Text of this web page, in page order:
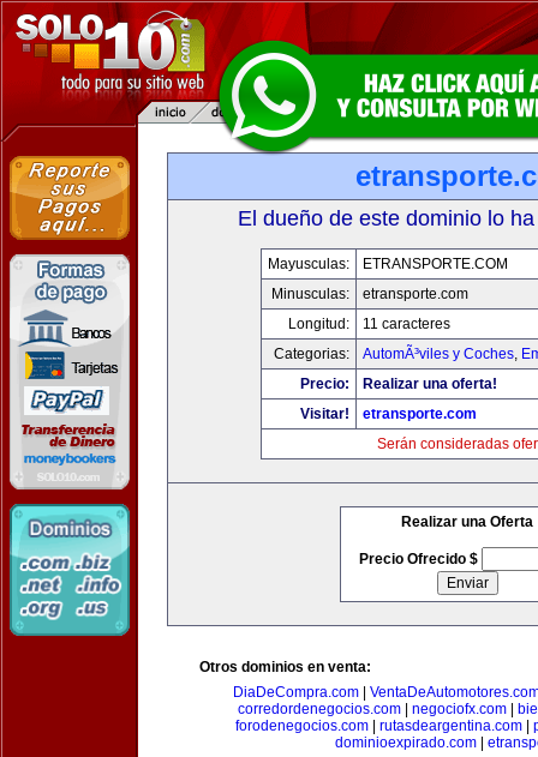
El dueño de este dominio lo
Mayusculas:
ETRANSPORTE.COM
Minusculas:
etransporte.com
Longitud:
11 caracteres
Categorias:
AutomÃ³viles y Coches,
Precio:
Realizar una oferta!
Visitar!
etransporte.com
Serán consideradas
Realizar una Oferta
Precio Ofrecido $
Otros dominios en venta:
DiaDeCompra.com|
corredordenegocios.com
negociofx.com
forodenegocios.com| rutasdeargentina.com|
dominioexpirado.com|